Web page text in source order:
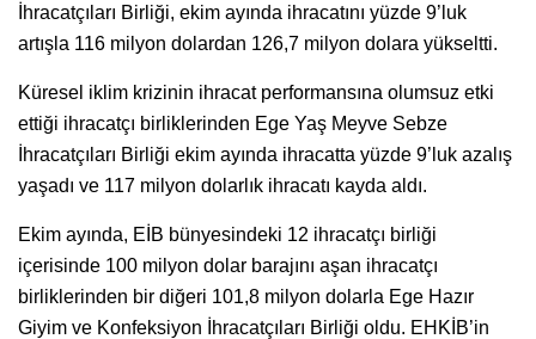
İhracatçıları Birliği, ekim ayında ihracatını yüzde 9’luk
artışla 116 milyon dolardan 126,7 milyon dolara yükseltti.
Küresel iklim krizinin ihracat performansına olumsuz etki
ettiği ihracatçı birliklerinden Ege Yaş Meyve Sebze
İhracatçıları Birliği ekim ayında ihracatta yüzde 9’luk azalış
yaşadı ve 117 milyon dolarlık ihracatı kayda aldı.
Ekim ayında, EİB bünyesindeki 12 ihracatçı birliği
içerisinde 100 milyon dolar barajını aşan ihracatçı
birliklerinden bir diğeri 101,8 milyon dolarla Ege Hazır
Giyim ve Konfeksiyon İhracatçıları Birliği oldu. EHKİB’in